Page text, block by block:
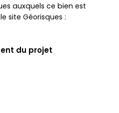
auxquels ce bien est
site Géorisques :
du projet